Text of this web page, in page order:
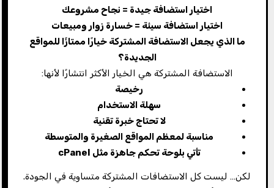
اختيار استضافة جيدة = نجاح مشروعك
اختيار استضافة سيئة = خسارة زوار ومبيعات
ما الذي يجعل الاستضافة المشتركة خيارًا ممتازًا للمواقع
الجديدة؟
الاستضافة المشتركة هي الخيار الأكثر انتشارًا لأنها:
رخيصة
سهلة الاستخدام
لا تحتاج خبرة تقنية
مناسبة لمعظم المواقع الصغيرة والمتوسطة
تأتي بلوحة تحكم جاهزة مثل
لكن… ليست كل الاستضافات المشتركة متساوية في الجودة.